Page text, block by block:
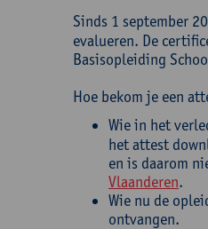
Sinds 1 september
evalueren. De
Basisopleiding
Hoe bekom je een
Wie in het
het attest
en is daarom
Vlaanderen.
Wie nu de
ontvangen.